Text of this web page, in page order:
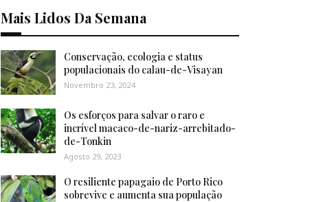
Mais Lidos Da Semana
Conservação, ecologia e status
populacionais do calau-de-Visayan
Novembro 23, 2024
Os esforços para salvar o raro e
incrível macaco-de-nariz-arrebitado-
de-Tonkin
Agosto 29, 2023
O resiliente papagaio de Porto Rico
sobrevive e aumenta sua população